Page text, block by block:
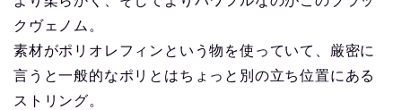
クヴェノム。
素材がポリオレフィンという物を使っていて、厳密に
言うと一般的なポリとはちょっと別の立ち位置にある
ストリング。